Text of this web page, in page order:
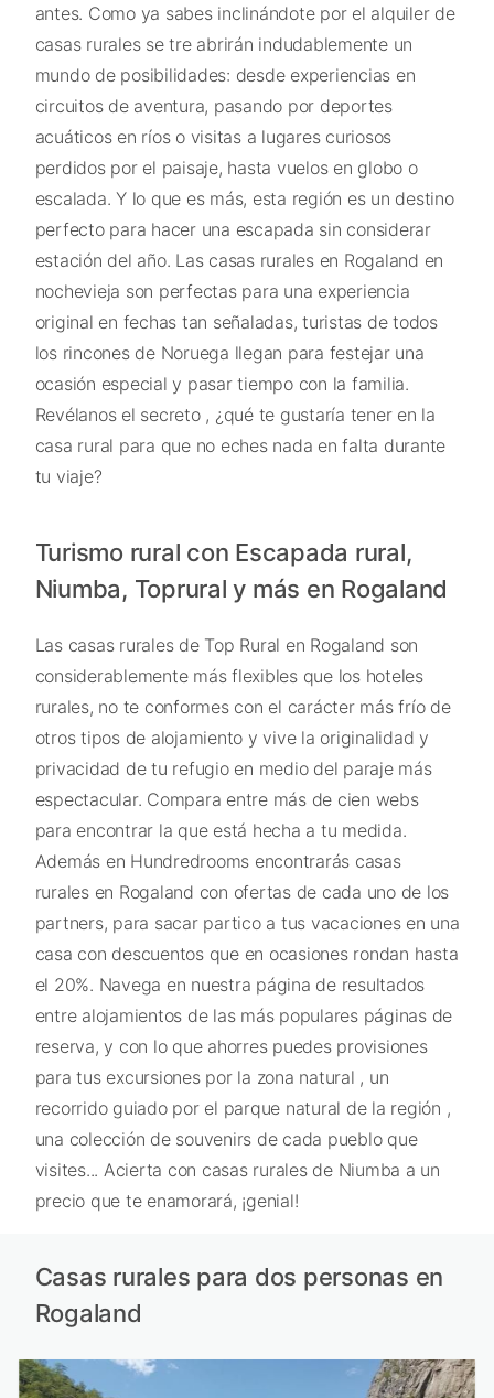
antes. Como ya sabes inclinándote por el alquiler de
casas rurales se tre abrirán indudablemente un
mundo de posibilidades: desde experiencias en
circuitos de aventura, pasando por deportes
acuáticos en ríos o visitas a lugares curiosos
perdidos por el paisaje, hasta vuelos en globo o
escalada. Y lo que es más, esta región es un destino
perfecto para hacer una escapada sin considerar
estación del año. Las casas rurales en Rogaland en
nochevieja son perfectas para una experiencia
original en fechas tan señaladas, turistas de todos
los rincones de Noruega llegan para festejar una
ocasión especial y pasar tiempo con la familia.
Revélanos el secreto , ¿qué te gustaría tener en la
casa rural para que no eches nada en falta durante
tu viaje?
Turismo rural con Escapada rural,
Niumba, Toprural y más en Rogaland
Las casas rurales de Top Rural en Rogaland son
considerablemente más flexibles que los hoteles
rurales, no te conformes con el carácter más frío de
otros tipos de alojamiento y vive la originalidad y
privacidad de tu refugio en medio del paraje más
espectacular. Compara entre más de cien webs
para encontrar la que está hecha a tu medida.
Además en Hundredrooms encontrarás casas
rurales en Rogaland con ofertas de cada uno de los
partners, para sacar partico a tus vacaciones en una
casa con descuentos que en ocasiones rondan hasta
el 20%. Navega en nuestra página de resultados
entre alojamientos de las más populares páginas de
reserva, y con lo que ahorres puedes provisiones
para tus excursiones por la zona natural , un
recorrido guiado por el parque natural de la región ,
una colección de souvenirs de cada pueblo que
visites... Acierta con casas rurales de Niumba a un
precio que te enamorará, ¡genial!
Casas rurales para dos personas en
Rogaland